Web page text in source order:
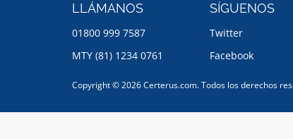
LLÁMANOS
01800 999 7587
MTY (81) 1234 0761
SÍGUENOS
Twitter
Facebook
Copyright © 2026 Certerus.com. Todos los derechos